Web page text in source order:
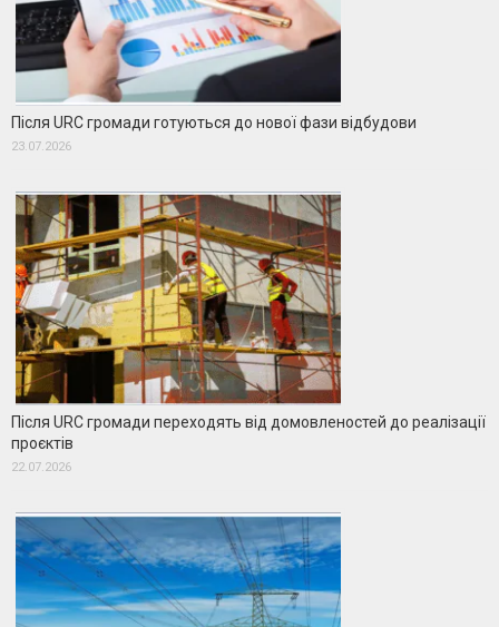
Після URC громади готуються до нової фази відбудови
23.07.2026
Після URC громади переходять від домовленостей до реалізації
проєктів
22.07.2026